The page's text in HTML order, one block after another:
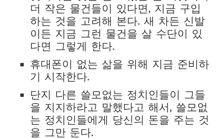
더 작은 물건들이 있다면, 지금 구입
하는 것을 고려해 본다. 새 차든 신발
이든 지금 그런 물건을 살 수단이 있
다면 그렇게 한다.
휴대폰이 없는 삶을 위해 지금 준비하
기 시작한다.
단지 다른 쓸모없는 정치인들이 그들
을 지지하라고 말했다고 해서, 쓸모없
는 정치인들에게 당신의 돈을 주는 것
을 그만 둔다.